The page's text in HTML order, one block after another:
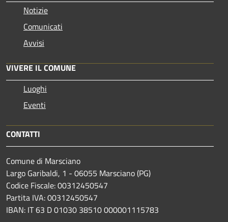
Notizie
Comunicati
Avvisi
VIVERE IL COMUNE
Luoghi
Eventi
CONTATTI
Comune di Marsciano
Largo Garibaldi, 1 - 06055 Marsciano (PG)
Codice Fiscale: 00312450547
Partita IVA: 00312450547
IBAN: IT 63 D 01030 38510 000001115783